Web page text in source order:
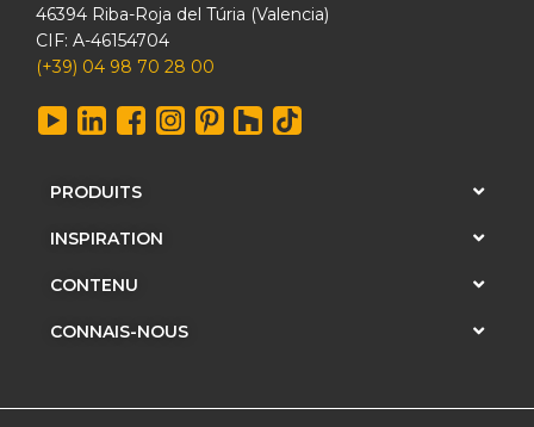
46394 Riba-Roja del Túria (Valencia)
CIF: A-46154704
(+39) 04 98 70 28 00
PRODUITS
INSPIRATION
CONTENU
CONNAIS-NOUS